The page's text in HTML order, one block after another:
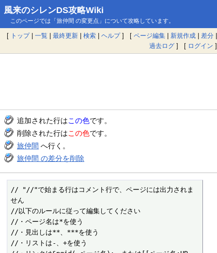
風来のシレンDS攻略Wiki
このページでは「旅仲間 の変更点」について攻略しています。
[ トップ| 一覧 | 最終更新 | 検索 | ヘルプ] [ ページ編集 | 新規作成 | 差分 |
過去ログ ] [ ログイン ]
追加された行はこの色です。
削除された行はこの色です。
旅仲間 へ行く。
旅仲間 の差分を削除
// "//"で始まる行はコメント行で、ページには出力されま
せん
//以下のルールに従って編集してください
//・ページ名は*を使う
//・見出しは**、***を使う
//・リストは-、+を使う